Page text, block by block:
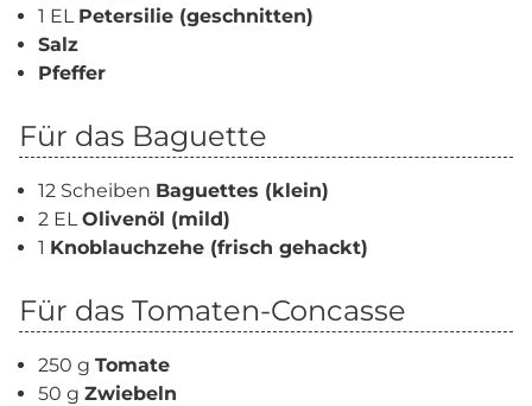
1 EL Petersilie (geschnitten)
Salz
Pfeffer
Für das Baguette
12 Scheiben Baguettes (klein)
2 ELOlivenöl (mild)
1 Knoblauchzehe (frisch gehackt)
Für das Tomaten-Concasse
250 g Tomate
50 g Zwiebeln